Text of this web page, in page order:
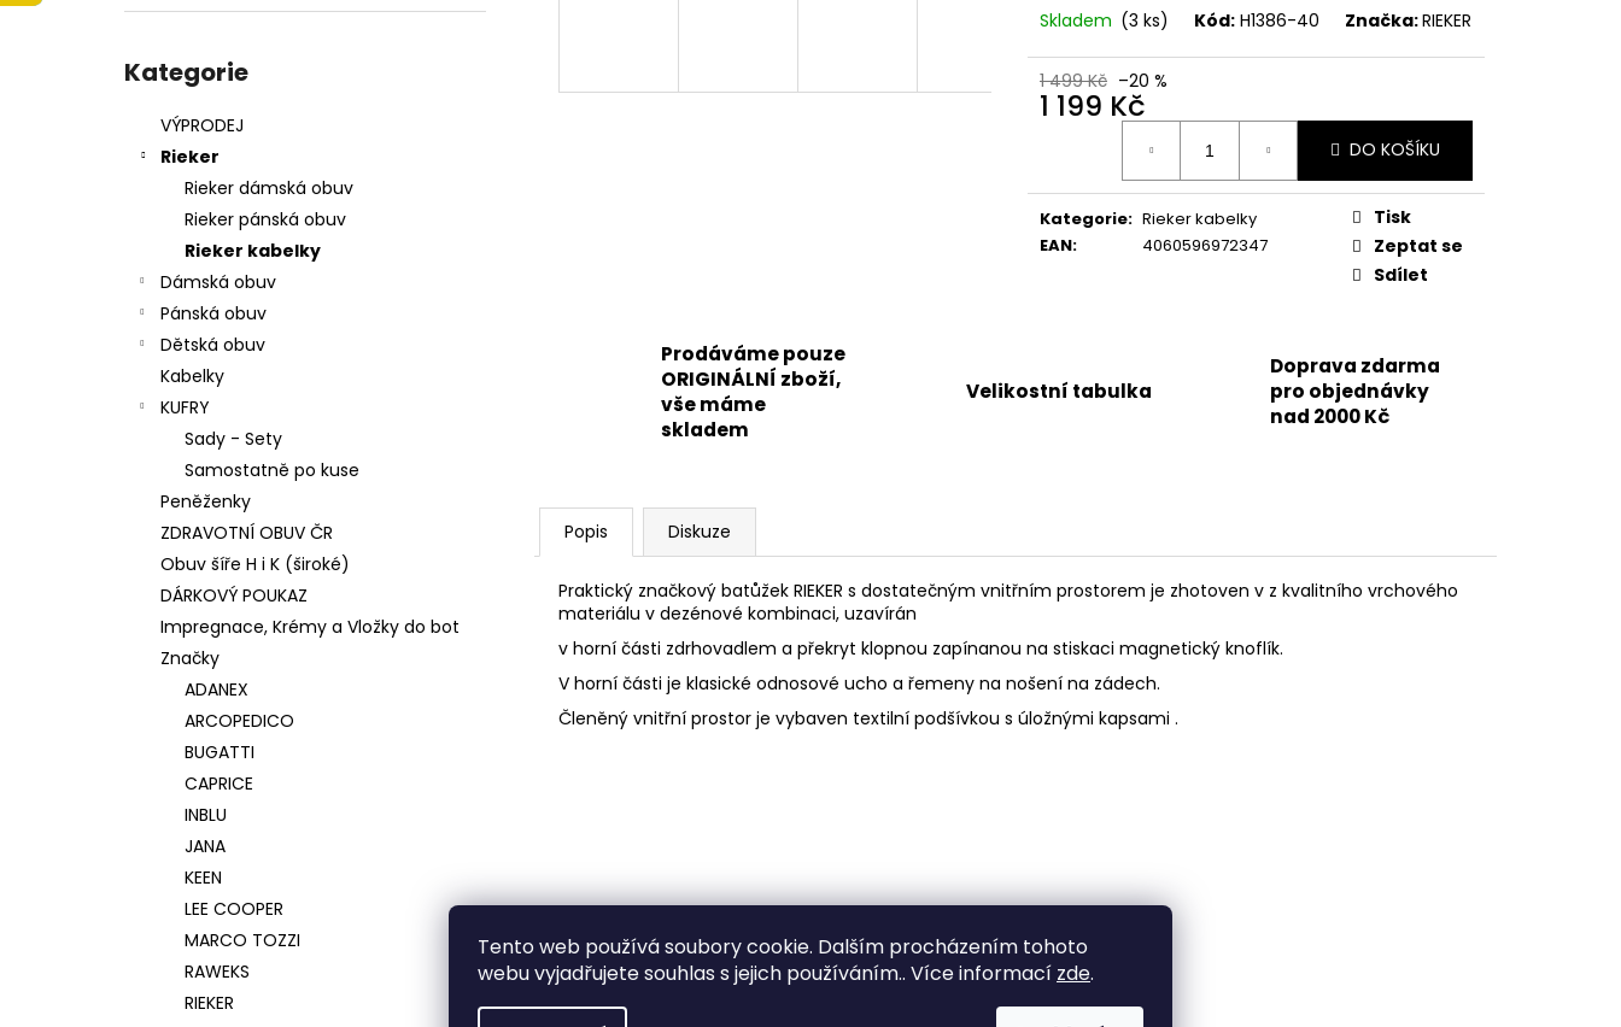
Tento web používá soubory cookie. Dalším procházením tohoto
webu vyjadřujete souhlas s jejich používáním.. Více informací zde.
kategorie
Kategorie
VÝPRODEJ
Rieker
Rieker dámská obuv
Rieker pánská obuv
Rieker kabelky
Dámská obuv
Pánská obuv
Dětská obuv
Kabelky
KUFRY
Sady - Sety
Samostatně po kuse
Peněženky
ZDRAVOTNÍ OBUV ČR
Obuv šíře H i K (široké)
DÁRKOVÝ POUKAZ
Impregnace, Krémy a Vložky do bot
Značky
ADANEX
ARCOPEDICO
BUGATTI
CAPRICE
INBLU
JANA
KEEN
LEE COOPER
MARCO TOZZI
RAWEKS
RIEKER
Skladem (3 ks) Kód: H1386-40 Značka:RIEKER
1 499 Kč –20 %
1 199 Kč
DO KOŠÍKU
Kategorie: Rieker kabelky
EAN: 4060596972347
Tisk
Zeptat se
Sdílet
Prodáváme pouze
ORIGINÁLNÍ zboží,
vše máme
skladem
Velikostní tabulka
Doprava zdarma
pro objednávky
nad 2000 Kč
Popis Diskuze
Praktický značkový batůžek RIEKER s dostatečným vnitřním prostorem je zhotoven v z kvalitního vrchového
materiálu v dezénové kombinaci, uzavírán
v horní části zdrhovadlem a překryt klopnou zapínanou na stiskaci magnetický knoflík.
V horní části je klasické odnosové ucho a řemeny na nošení na zádech.
Členěný vnitřní prostor je vybaven textilní podšívkou s úložnými kapsami .
699 Kč 899 Kč